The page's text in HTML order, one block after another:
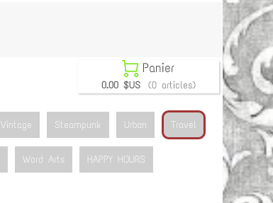
Go to the Top
 Panier
0.00 $US (0 articles)
Vintage Steampunk Urban Travel
Word Arts HAPPY HOURS